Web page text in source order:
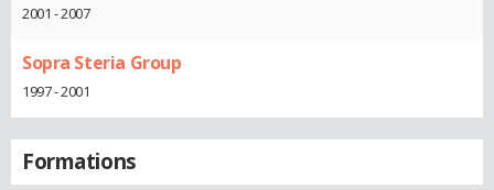
2001 - 2007
Sopra Steria Group
1997 - 2001
Formations